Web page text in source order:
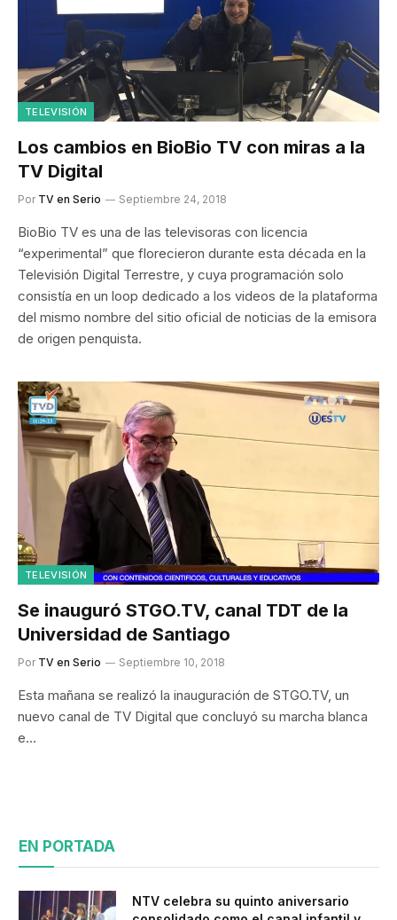
TELEVISIÓN
Los cambios en BioBio TV con miras a la
TV Digital
Por TV en Serio Septiembre 24, 2018
BioBio TV es una de las televisoras con licencia
“experimental” que florecieron durante esta década en la
Televisión Digital Terrestre, y cuya programación solo
consistía en un loop dedicado a los videos de la plataforma
del mismo nombre del sitio oficial de noticias de la emisora
de origen penquista.
TELEVISIÓN
Se inauguró STGO.TV, canal TDT de la
Universidad de Santiago
Por TV en Serio Septiembre 10, 2018
Esta mañana se realizó la inauguración de STGO.TV, un
nuevo canal de TV Digital que concluyó su marcha blanca
e…
EN PORTADA
NTV celebra su quinto aniversario